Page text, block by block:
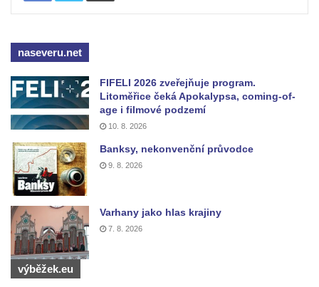
Českých Budějovicích
Socha svatého Jana Nepomuckého Na
Sadech u Mlýnské stoky v Českých
Budějovicích
Sochy brouků u Mlýnské stoky v Českých
Budějovicích
Socha svatého Václava u pramene v
Semilech
nádvoří kláštera dominikánů v Českých
Budějovicích
Socha svatého Zachariáše na nádvoří
kláštera dominikánů v Českých
naseveru.net
FIFELI 2026 zveřejňuje program.
Litoměřice čeká Apokalypsa, coming-of-
age i filmové podzemí
10. 8. 2026
Banksy, nekonvenční průvodce
9. 8. 2026
Varhany jako hlas krajiny
7. 8. 2026
výběžek.eu